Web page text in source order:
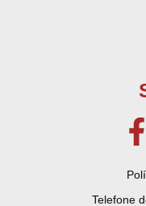
Telefone